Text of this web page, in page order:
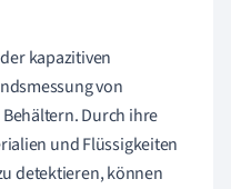
kapazitiven
von
Durch ihre
und Flüssigkeiten
detektieren, können